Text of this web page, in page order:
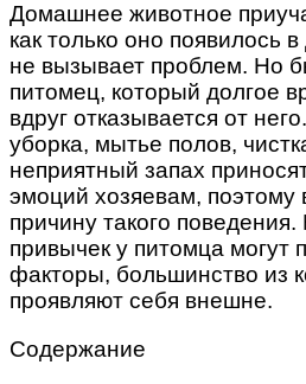
Домашнее животное
как только оно появилось
не вызывает проблем. Но
питомец, который долгое
вдруг отказывается от
уборка, мытье полов,
неприятный запах
эмоций хозяевам, поэтому
причину такого
привычек у питомца могут
факторы, большинство из
проявляют себя внешне.
Содержание